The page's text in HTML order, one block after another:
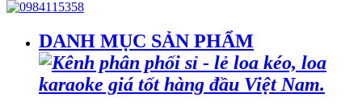
DANH MỤC SẢN PHẨM